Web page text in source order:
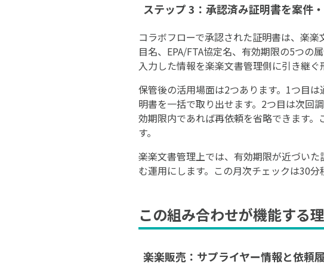
ステップ 3：承認済み証明書を案件
コラボフローで承認された証明書は、楽
目名、EPA/FTA協定名、有効期限の5つの
入力した情報を楽楽文書管理側に引き継ぐ
保管後の活用場面は2つあります。1つ目
明書を一括で取り出せます。2つ目は次回
効期限内であれば再依頼を省略できます
す。
楽楽文書管理上では、有効期限が近づい
む運用にします。この月次チェックは30分
この組み合わせが機能する
楽楽販売：サプライヤー情報と依頼